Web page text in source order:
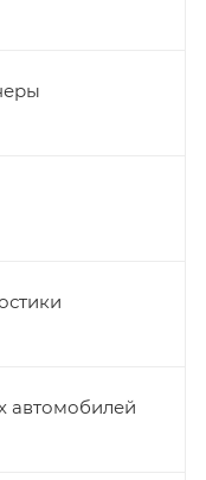
автомобилей